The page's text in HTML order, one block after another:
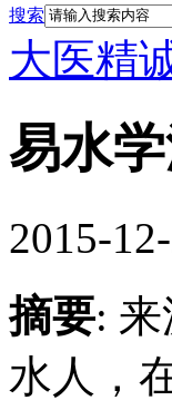
搜索
大医精
易水
2015-
摘要:
水人，